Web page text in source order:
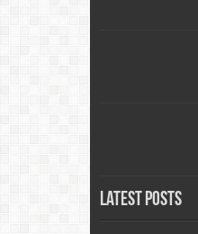
Latest Posts